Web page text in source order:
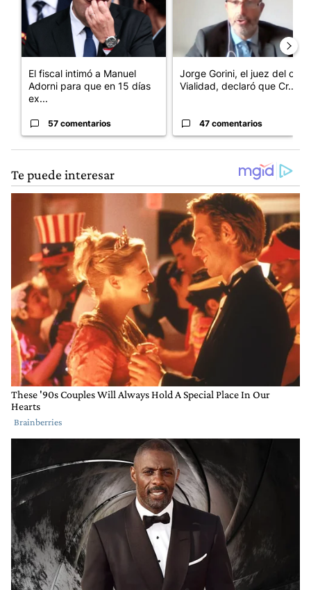
El fiscal intimó a Manuel
Adorni para que en 15 días
ex...
57 comentarios
Jorge Gorini, el juez del caso
Vialidad, declaró que Cr...
47 comentarios